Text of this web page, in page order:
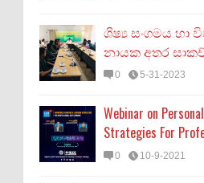
ශිෂ්‍ය සංගමය හා
නායක අතර
0 5-31-2023
Webinar on
Strategies For
0 10-9-2021